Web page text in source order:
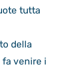
tutta
della
fa venire i